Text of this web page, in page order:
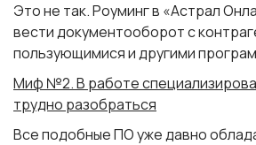
Это не так. Роуминг в «Астрал
вести документооборот с
пользующимися и другими
Миф №2. В работе
трудно разобраться
Все подобные ПО уже давно